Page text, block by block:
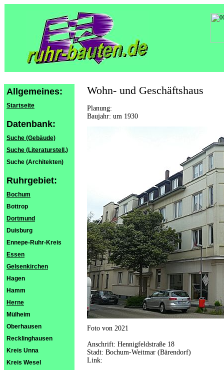
Allgemeines:
Startseite
Datenbank:
Suche (Gebäude)
Suche (Literaturstell.)
Suche (Architekten)
Ruhrgebiet:
Bochum
Bottrop
Dortmund
Duisburg
Ennepe-Ruhr-Kreis
Essen
Gelsenkirchen
Hagen
Hamm
Herne
Mülheim
Oberhausen
Recklinghausen
Kreis Unna
Kreis Wesel
Wohn- und Geschäftshaus
Planung:
Baujahr: um 1930
Foto von 2021
Anschrift: Hennigfeldstraße 18
Stadt: Bochum-Weitmar (Bärendorf)
Link: